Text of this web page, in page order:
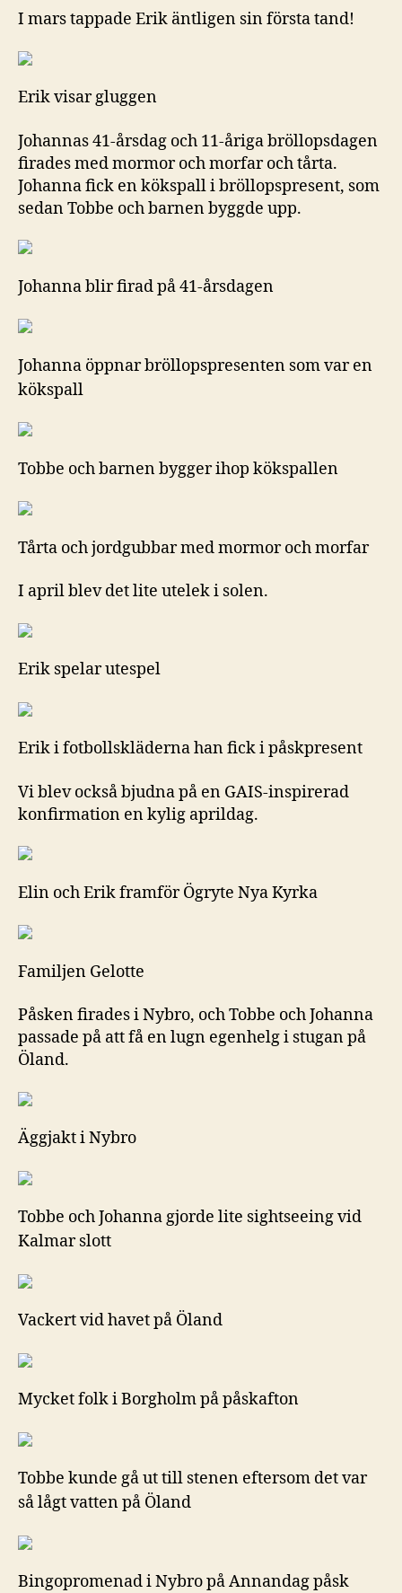
I mars tappade Erik äntligen sin första tand!
Erik visar gluggen
Johannas 41-årsdag och 11-åriga bröllopsdagen
firades med mormor och morfar och tårta.
Johanna fick en kökspall i bröllopspresent, som
sedan Tobbe och barnen byggde upp.
Johanna blir firad på 41-årsdagen
Johanna öppnar bröllopspresenten som var en
kökspall
Tobbe och barnen bygger ihop kökspallen
Tårta och jordgubbar med mormor och morfar
I april blev det lite utelek i solen.
Erik spelar utespel
Erik i fotbollskläderna han fick i påskpresent
Vi blev också bjudna på en GAIS-inspirerad
konfirmation en kylig aprildag.
Elin och Erik framför Ögryte Nya Kyrka
Familjen Gelotte
Påsken firades i Nybro, och Tobbe och Johanna
passade på att få en lugn egenhelg i stugan på
Öland.
Äggjakt i Nybro
Tobbe och Johanna gjorde lite sightseeing vid
Kalmar slott
Vackert vid havet på Öland
Mycket folk i Borgholm på påskafton
Tobbe kunde gå ut till stenen eftersom det var
så lågt vatten på Öland
Bingopromenad i Nybro på Annandag påsk